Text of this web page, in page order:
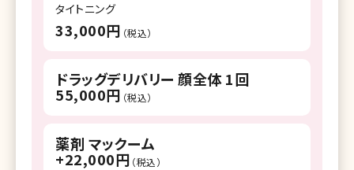
タイトニング
33,000円 （税込）
ドラッグデリバリー 顔全体 1回
55,000円 （税込）
薬剤 マックーム
+22,000円 （税込）